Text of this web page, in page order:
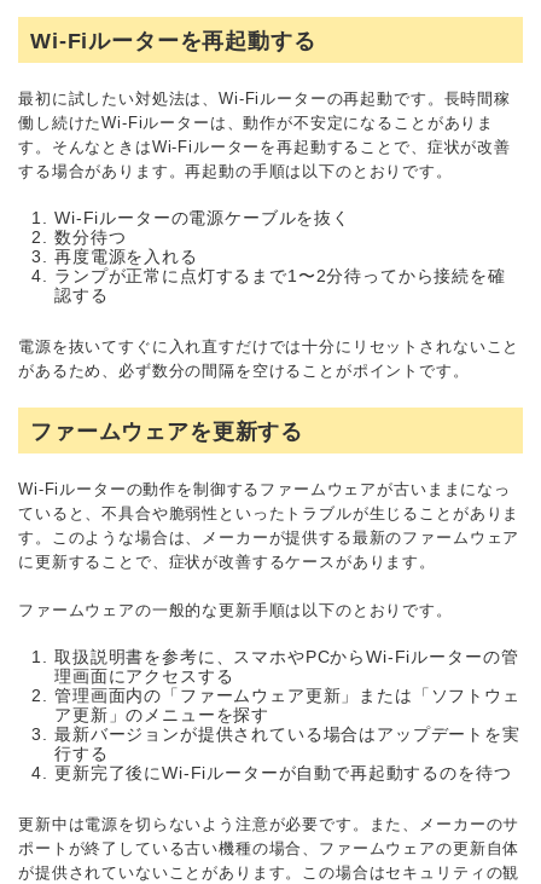
Wi-Fiルーターを再起動する
最初に試したい対処法は、Wi-Fiルーターの再起動です。長時間稼
働し続けたWi-Fiルーターは、動作が不安定になることがありま
す。そんなときはWi-Fiルーターを再起動することで、症状が改善
する場合があります。再起動の手順は以下のとおりです。
Wi-Fiルーターの電源ケーブルを抜く
数分待つ
再度電源を入れる
ランプが正常に点灯するまで1〜2分待ってから接続を確
認する
電源を抜いてすぐに入れ直すだけでは十分にリセットされないこと
があるため、必ず数分の間隔を空けることがポイントです。
ファームウェアを更新する
Wi-Fiルーターの動作を制御するファームウェアが古いままになっ
ていると、不具合や脆弱性といったトラブルが生じることがありま
す。このような場合は、メーカーが提供する最新のファームウェア
に更新することで、症状が改善するケースがあります。
ファームウェアの一般的な更新手順は以下のとおりです。
取扱説明書を参考に、スマホやPCからWi-Fiルーターの管
理画面にアクセスする
管理画面内の「ファームウェア更新」または「ソフトウェ
ア更新」のメニューを探す
最新バージョンが提供されている場合はアップデートを実
行する
更新完了後にWi-Fiルーターが自動で再起動するのを待つ
更新中は電源を切らないよう注意が必要です。また、メーカーのサ
ポートが終了している古い機種の場合、ファームウェアの更新自体
が提供されていないことがあります。この場合はセキュリティの観